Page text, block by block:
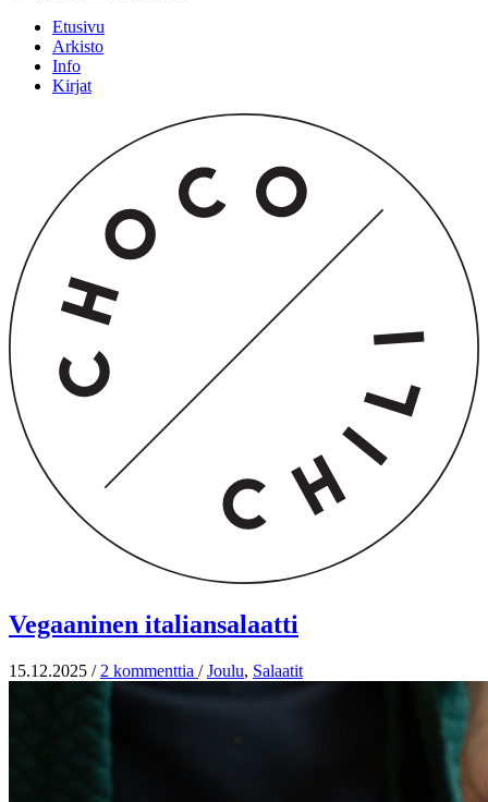
Etusivu
Arkisto
Info
Kirjat
Vegaaninen italiansalaatti
15.12.2025 / 2 kommenttia / Joulu, Salaatit